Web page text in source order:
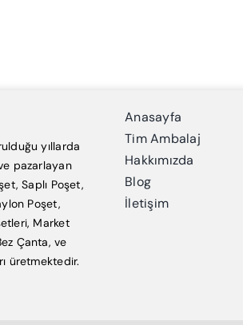
yıllarda
pazarlayan
Saplı Poşet,
Poşet,
Market
Çanta, ve
üretmektedir.
Anasayfa
Tim Ambalaj
Hakkımızda
Blog
İletişim